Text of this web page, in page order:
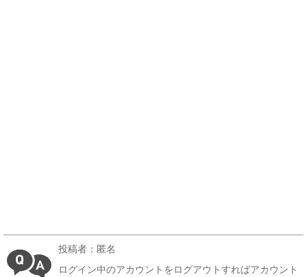
投稿者：匿名
ログイン中のアカウントをログアウトすればアカウント